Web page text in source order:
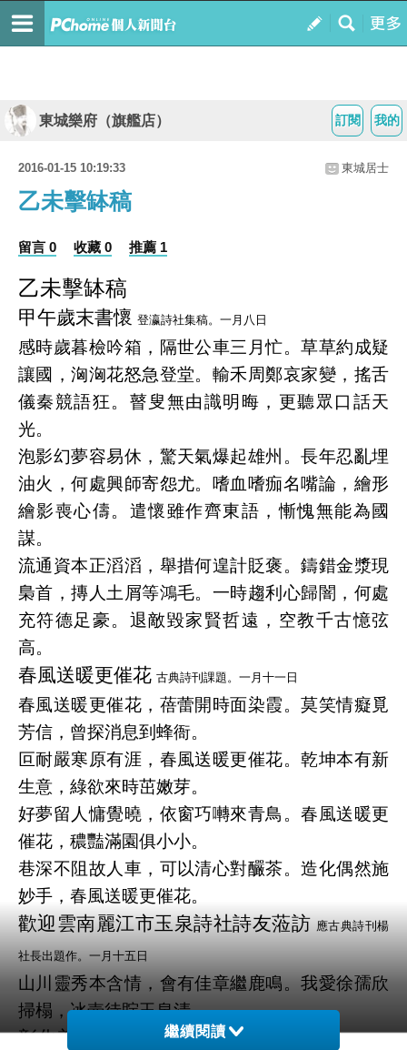
我的
訂閱
東城樂府（旗艦店）
2016-01-15 10:19:33 東城居士
乙未擊缽稿
留言 0 收藏 0 推薦 1
乙未擊缽稿
甲午歲末書懷 登瀛詩社集稿。一月八日
感時歲暮檢吟箱，隔世公車三月忙。草草約成疑
讓國，洶洶花怒急登堂。輸禾周鄭哀家變，搖舌
儀秦競語狂。瞽叟無由識明晦，更聽眾口話天
光。
泡影幻夢容易休，驚天氣爆起雄州。長年忍亂埋
油火，何處興師寄怨尤。嗜血嗜痂名嘴論，繪形
繪影喪心儔。遣懷雖作齊東語，慚愧無能為國
謀。
流通資本正滔滔，舉措何遑計貶褒。鑄錯金漿現
梟首，摶人土屑等鴻毛。一時趨利心歸闇，何處
充符德足豪。退敵毀家賢哲遠，空教千古憶弦
高。
春風送暖更催花 古典詩刊課題。一月十一日
春風送暖更催花，蓓蕾開時面染霞。莫笑情癡覓
芳信，曾探消息到蜂衙。
叵耐嚴寒原有涯，春風送暖更催花。乾坤本有新
生意，綠欲來時茁嫩芽。
好夢留人慵覺曉，依窗巧囀來青鳥。春風送暖更
催花，穠豔滿園俱小小。
巷深不阻故人車，可以清心對釅茶。造化偶然施
妙手，春風送暖更催花。
歡迎雲南麗江市玉泉詩社詩友蒞訪應古典詩刊楊
社長出題作。一月十五日
山川靈秀本含情，會有佳章繼鹿鳴。我愛徐孺欣
掃榻，冰壺待貯玉泉清。
彰化美學館冬日雅集彰化縣詩學研究協會課題。一月十六
繼續閱讀